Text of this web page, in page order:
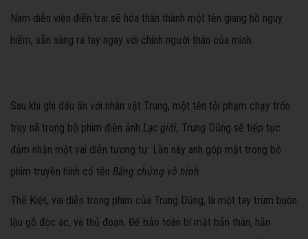
Nam diễn viên điển trai sẽ hóa thân thành một tên giang hồ nguy
hiểm, sẵn sàng ra tay ngay với chính người thân của mình.
Sau khi ghi dấu ấn với nhân vật Trung, một tên tội phạm chạy trốn
truy nã trong bộ phim điện ảnh Lạc giới, Trung Dũng sẽ tiếp tục
đảm nhận một vai diễn tương tự. Lần này anh góp mặt trong bộ
phim truyền hình có tên Bằng chứng vô hình.
Thế Kiệt, vai diễn trong phim của Trung Dũng, là một tay trùm buôn
lậu gỗ độc ác, và thủ đoạn. Để bảo toàn bí mật bản thân, hắn